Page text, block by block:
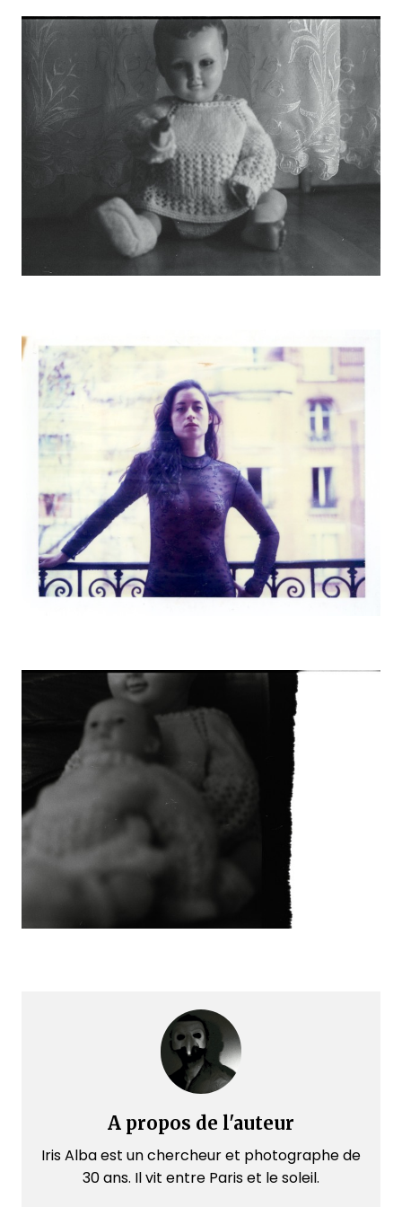
A propos de l'auteur
Iris Alba est un chercheur et photographe de
30 ans. Il vit entre Paris et le soleil.